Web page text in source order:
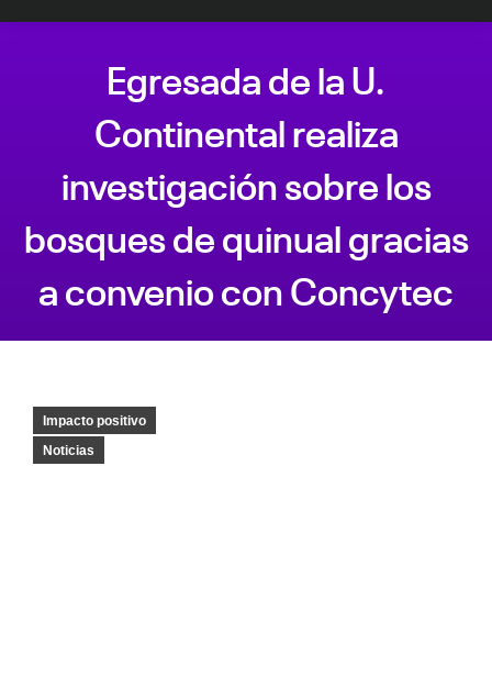
Egresada de la U.
Continental realiza
investigación sobre los
bosques de quinual gracias
a convenio con Concytec
Impacto positivo
Noticias